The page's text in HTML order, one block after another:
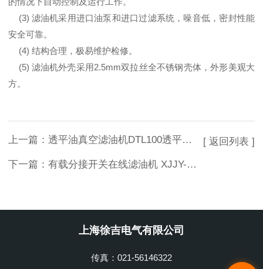
(3) 滤油机采用进口油泵和进口过滤系统，噪音低，密封性能
安全可靠。
(4) 结构合理，极易维护检修。
(5) 滤油机外壳采用2.5mm双拉丝全不锈钢壳体，外形美观大
方。
上一篇： 透平油真空滤油机DTL100透平油真空滤油机透平油真空滤油机
下一篇： 有载分接开关在线滤油机 XJJY-B有载分接开关在线滤油机
[ 返回列表 ]
上海徐吉电气有限公司
传真：021-56146322